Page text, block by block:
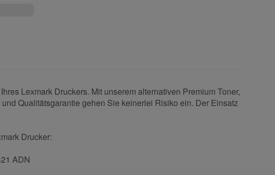
Lexmark Druckers. Mit unserem alternativen Premium Toner,
Qualitätsgarantie gehen Sie keinerlei Risiko ein. Der Einsatz
Drucker:
ADN